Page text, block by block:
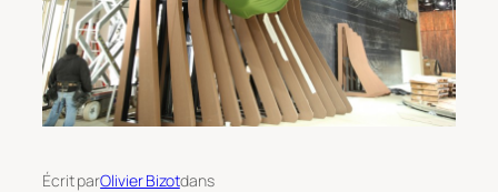
Écrit parOlivier Bizotdans